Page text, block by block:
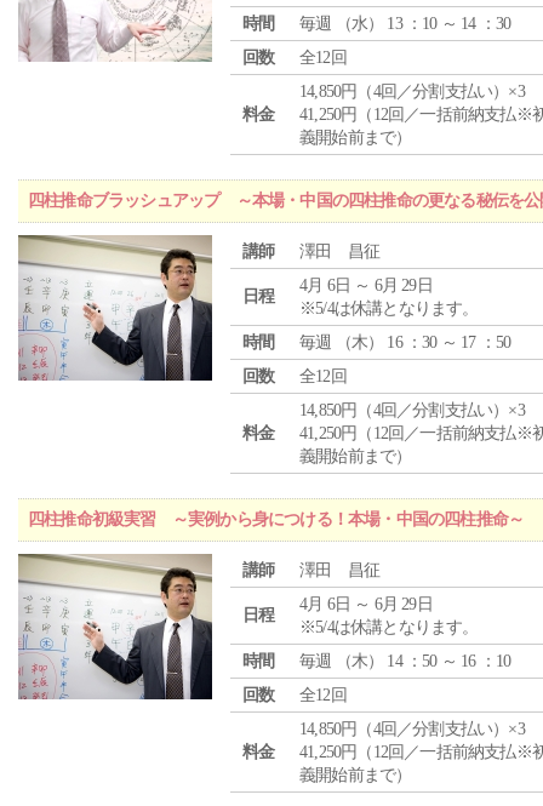
時間
毎週 （水） 13 ：10 ～ 14 ：30
回数
全12回
料金
14,850円（4回／分割支払い）×3
41,250円（12回／一括前納支払※
義開始前まで）
四柱推命ブラッシュアップ ～本場・中国の四柱推命の更なる秘伝を
講師 澤田 昌征
日程
4月 6日 ～ 6月 29日
※5/4は休講となります。
時間
毎週 （木） 16 ：30 ～ 17 ：50
回数
全12回
料金
14,850円（4回／分割支払い）×3
41,250円（12回／一括前納支払※
義開始前まで）
四柱推命初級実習 ～実例から身につける！本場・中国の四柱推命～
講師 澤田 昌征
日程
4月 6日 ～ 6月 29日
※5/4は休講となります。
時間
毎週 （木） 14 ：50 ～ 16 ：10
回数
全12回
料金
14,850円（4回／分割支払い）×3
41,250円（12回／一括前納支払※
義開始前まで）